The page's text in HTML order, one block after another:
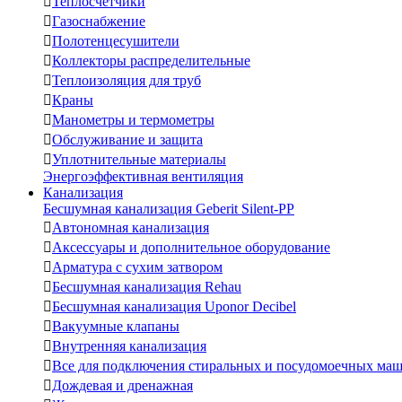
Газоснабжение
Полотенцесушители
Коллекторы распределительные
Теплоизоляция для труб
Краны
Манометры и термометры
Обслуживание и защита
Уплотнительные материалы
Энергоэффективная вентиляция
Канализация
Бесшумная канализация Geberit Silent-PP
Автономная канализация
Аксессуары и дополнительное оборудование
Арматура с сухим затвором
Бесшумная канализация Rehau
Бесшумная канализация Uponor Decibel
Вакуумные клапаны
Внутренняя канализация
Все для подключения стиральных и посудомоечных
Дождевая и дренажная